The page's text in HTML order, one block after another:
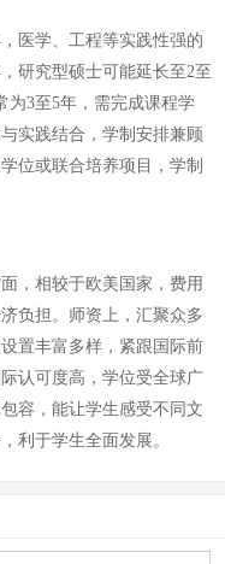
医学、工程等实践性强的
研究型硕士可能延长至2至
为3至5年，需完成课程学
实践结合，学制安排兼顾
位或联合培养项目，学制
，相较于欧美国家，费用
负担。师资上，汇聚众多
置丰富多样，紧跟国际前
认可度高，学位受全球广
容，能让学生感受不同文
利于学生全面发展。